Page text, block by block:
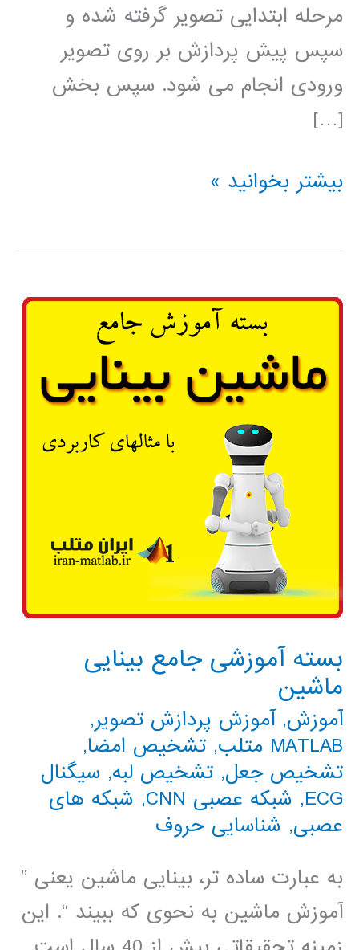
مرحله ابتدایی تصویر گرفته شده و
سپس پیش پردازش بر روی تصویر
ورودی انجام می شود. سپس بخش
[…]
آموزش
شناسایی
ویژگی
در
بیشتر بخوانید »
بسته آموزشی جامع بینایی
ماشین
آموزش,آموزش پردازش تصویر,
MATLAB متلب
, تشخیص امضا,
تشخیص جعل, تشخیص لبه, سیگنال
ECG
, شبکه عصبی CNN , شبکه های
عصبی, شناسایی حروف
به عبارت ساده تر، بینایی ماشین یعنی ”
آموزش ماشین به نحوی که ببیند “. این